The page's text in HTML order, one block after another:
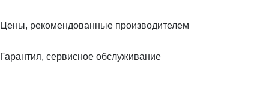
Цены, рекомендованные производителем
Гарантия, сервисное обслуживание